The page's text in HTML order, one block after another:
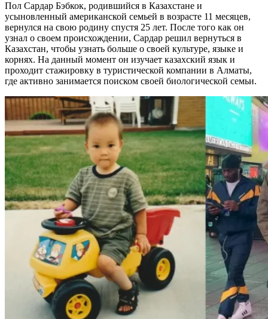
Пол Сардар Бэбкок, родившийся в Казахстане и
усыновленный американской семьей в возрасте 11 месяцев,
вернулся на свою родину спустя 25 лет. После того как он
узнал о своем происхождении, Сардар решил вернуться в
Казахстан, чтобы узнать больше о своей культуре, языке и
корнях. На данный момент он изучает казахский язык и
проходит стажировку в туристической компании в Алматы,
где активно занимается поиском своей биологической семьи.